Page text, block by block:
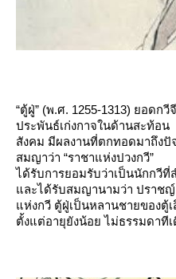
“ตู้ฝู่” (พ.ศ. 1255-1313) ยอดก
ประพันธ์เก่งกาจในด้านสะท้อน
สังคม มีผลงานที่ตกทอดมาถึงปั
สมญาว่า “ราชาแห่งปวงกวี”
ได้รับการยอมรับว่าเป็นนักกวี
ละได้รับสมญานามว่า ปราชญ์
ห่งกวี ตู้ฝู่เป็นหลานชายของตู้เ
ตั้งแต่อายุยังน้อย ไม่ธรรมดาทีเ